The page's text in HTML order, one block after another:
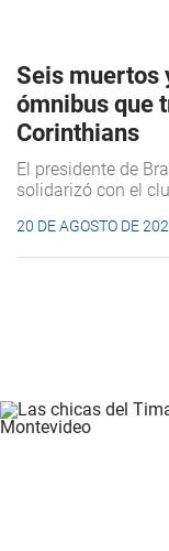
Seis muertos
ómnibus que
Corinthians
El presidente de
solidarizó con el
20 DE AGOSTO DE